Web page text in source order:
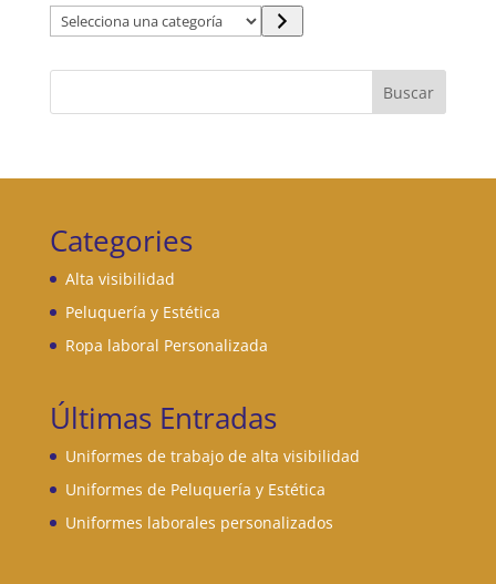
Selecciona
una
categoría
Buscar
Categories
Alta visibilidad
Peluquería y Estética
Ropa laboral Personalizada
Últimas Entradas
Uniformes de trabajo de alta visibilidad
Uniformes de Peluquería y Estética
Uniformes laborales personalizados